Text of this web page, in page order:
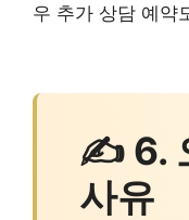
우 추가 상담 예약
✍ 6.
사유